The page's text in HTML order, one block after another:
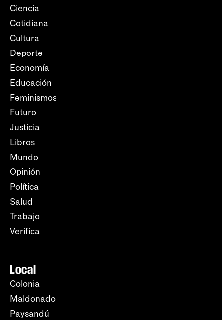
Ciencia
Cotidiana
Cultura
Deporte
Economía
Educación
Feminismos
Futuro
Justicia
Libros
Mundo
Opinión
Política
Salud
Trabajo
Verifica
Local
Colonia
Maldonado
Paysandú